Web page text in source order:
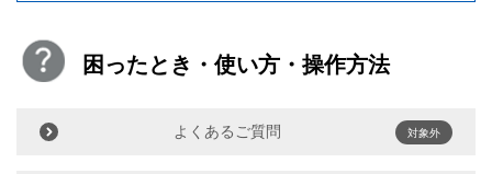
困ったとき・使い方・操作方法
よくあるご質問 対象外